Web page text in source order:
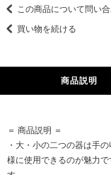
この商品について問い
買い物を続ける
商品説明
＝ 商品説明 ＝
・大・小の二つの器は手
様に使用できるのが魅力